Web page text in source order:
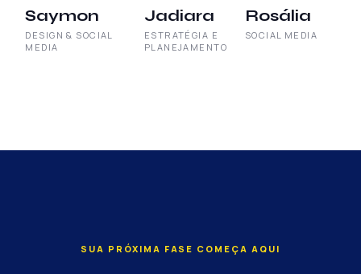
Saymon
DESIGN & SOCIAL
MEDIA
Jadiara
ESTRATÉGIA E
PLANEJAMENTO
Rosália
SOCIAL MEDIA
SUA PRÓXIMA FASE COMEÇA AQUI